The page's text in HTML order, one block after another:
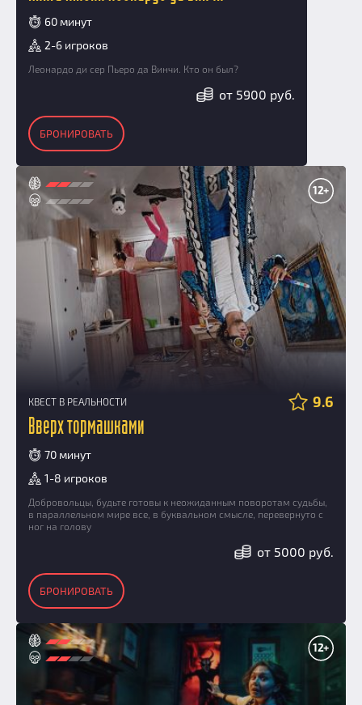
60 минут
2-6 игроков
Леонардо ди сер Пьеро да Винчи. Кто он был?
от 5900 руб.
БРОНИРОВАТЬ
12+
КВЕСТ В РЕАЛЬНОСТИ 9.6
Вверх тормашками
70 минут
1-8 игроков
Добровольцы, будьте готовы к неожиданным поворотам судьбы,
в параллельном мире все, в буквальном смысле, перевернуто с
ног на голову
от 5000 руб.
БРОНИРОВАТЬ
12+